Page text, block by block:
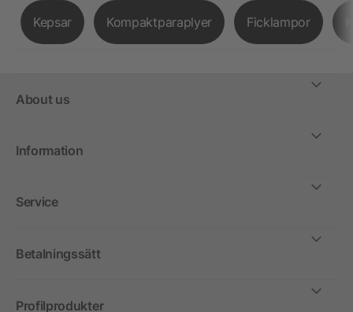
Kepsar Kompaktparaplyer Ficklampor
About us
Information
Service
Betalningssätt
Profilprodukter